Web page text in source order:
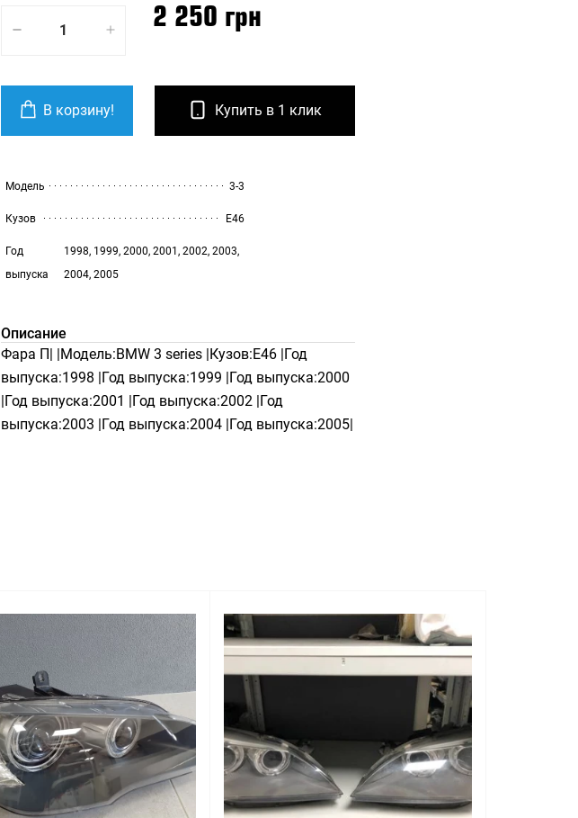
2 250 грн
В корзину! Купить в 1 клик
Модель 3-3
Кузов E46
Год
выпуска
1998, 1999, 2000, 2001, 2002, 2003,
2004, 2005
Описание
Фара П| |Модель:BMW 3 series |Кузов:E46 |Год
выпуска:1998 |Год выпуска:1999 |Год выпуска:2000
|Год выпуска:2001 |Год выпуска:2002 |Год
выпуска:2003 |Год выпуска:2004 |Год выпуска:2005|